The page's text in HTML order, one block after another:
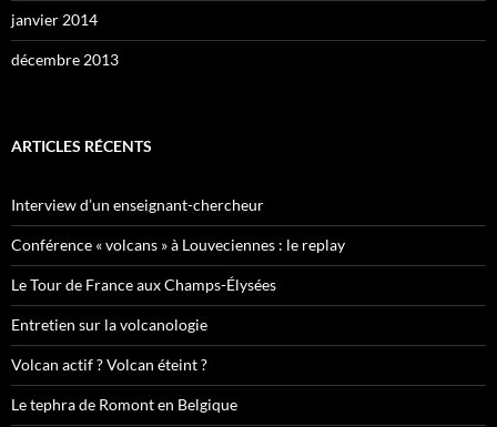
janvier 2014
décembre 2013
ARTICLES RÉCENTS
Interview d’un enseignant-chercheur
Conférence « volcans » à Louveciennes : le replay
Le Tour de France aux Champs-Élysées
Entretien sur la volcanologie
Volcan actif ? Volcan éteint ?
Le tephra de Romont en Belgique